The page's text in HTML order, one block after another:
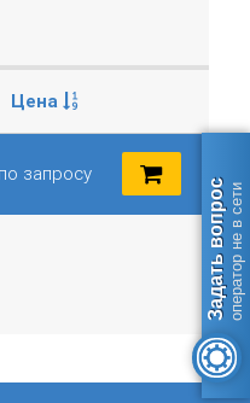
Цена
по запросу
Задать вопросоператор не в сети